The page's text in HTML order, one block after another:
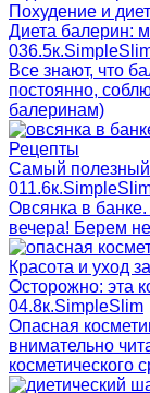
Похудение и
Диета балерин:
036.5к.
Все знают, что
постоянно,
балеринам)
Рецепты
Самый полезный
011.6к.
Овсянка в
вечера! Берем
Красота и уход
Осторожно: эта
04.8к.SimpleSlim
Опасная
внимательно
косметического